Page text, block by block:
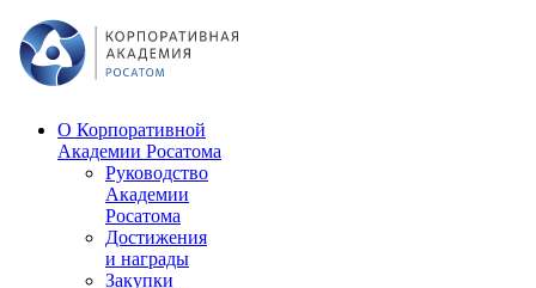
О Корпоративной
Академии Росатома
Руководство
Академии
Росатома
Достижения
и награды
Закупки